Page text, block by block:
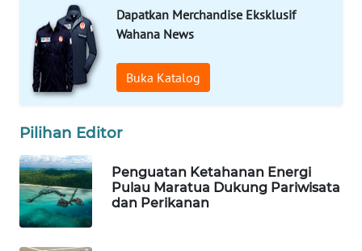
Dapatkan Merchandise Eksklusif
Wahana News
Buka Katalog
Pilihan Editor
Penguatan Ketahanan Energi
Pulau Maratua Dukung Pariwisata
dan Perikanan
WAHANA
SELEB
WAHANA
WAHANA
OTOMOTIF
WAHANA